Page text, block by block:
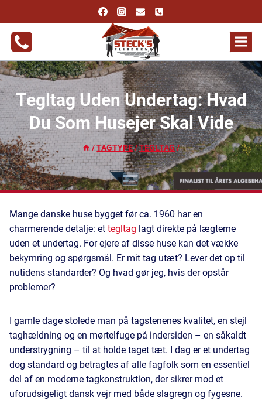
til
indhold
Tegltag Uden Undertag: Hvad
Du Som Husejer Skal Vide
/ TAGTYPE/TEGLTAG/
Mange danske huse bygget før ca. 1960 har en
charmerende detalje: et tegltag lagt direkte på lægterne
uden et undertag. For ejere af disse huse kan det vække
bekymring og spørgsmål. Er mit tag utæt? Lever det op til
nutidens standarder? Og hvad gør jeg, hvis der opstår
problemer?
I gamle dage stolede man på tagstenenes kvalitet, en stejl
taghældning og en mørtelfuge på indersiden – en såkaldt
understrygning – til at holde taget tæt. I dag er et undertag
dog standard og betragtes af alle fagfolk som en essentiel
del af en moderne tagkonstruktion, der sikrer mod et
uforudsigeligt dansk vejr med både slagregn og fygesne.